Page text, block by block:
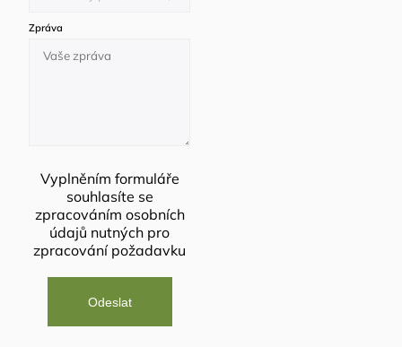
Zpráva
Vyplněním formuláře
souhlasíte se
zpracováním osobních
údajů nutných pro
zpracování požadavku